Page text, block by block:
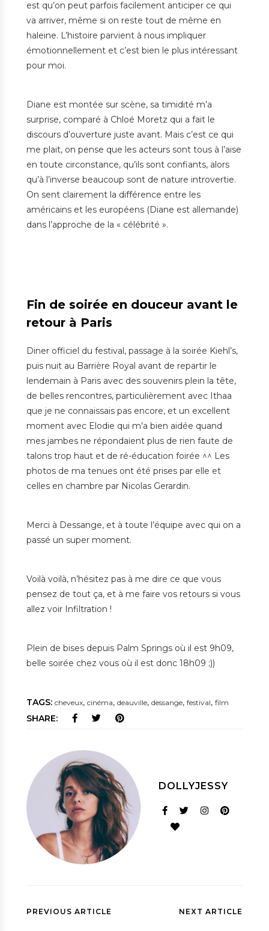
est qu’on peut parfois facilement anticiper ce qui
va arriver, même si on reste tout de même en
haleine. L’histoire parvient à nous impliquer
émotionnellement et c’est bien le plus intéressant
pour moi.
Diane est montée sur scène, sa timidité m’a
surprise, comparé à Chloé Moretz qui a fait le
discours d’ouverture juste avant. Mais c’est ce qui
me plait, on pense que les acteurs sont tous à l’aise
en toute circonstance, qu’ils sont confiants, alors
qu’à l’inverse beaucoup sont de nature introvertie.
On sent clairement la différence entre les
américains et les européens (Diane est allemande)
dans l’approche de la « célébrité ».
Fin de soirée en douceur avant le
retour à Paris
Diner officiel du festival, passage à la soirée Kiehl’s,
puis nuit au Barrière Royal avant de repartir le
lendemain à Paris avec des souvenirs plein la tête,
de belles rencontres, particulièrement avec Ithaa
que je ne connaissais pas encore, et un excellent
moment avec Elodie qui m’a bien aidée quand
mes jambes ne répondaient plus de rien faute de
talons trop haut et de ré-éducation foirée ^^ Les
photos de ma tenues ont été prises par elle et
celles en chambre par Nicolas Gerardin.
Merci à Dessange, et à toute l’équipe avec qui on a
passé un super moment.
Voilà voilà, n’hésitez pas à me dire ce que vous
pensez de tout ça, et à me faire vos retours si vous
allez voir Infiltration !
Plein de bises depuis Palm Springs où il est 9h09,
belle soirée chez vous où il est donc 18h09 ;))
TAGS: cheveux, cinéma, deauville, dessange, festival, film
SHARE:
DOLLYJESSY
PREVIOUS ARTICLE NEXT ARTICLE